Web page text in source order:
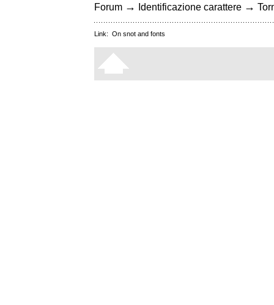
Forum → Identificazione carattere →
Link: On snot and fonts